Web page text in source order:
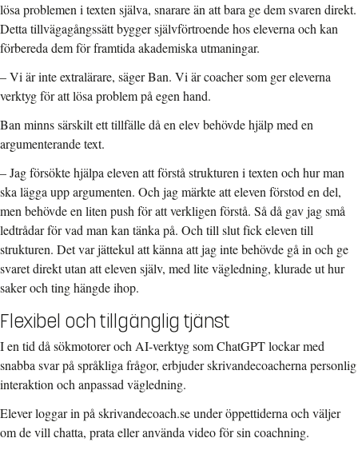
lösa problemen i texten själva, snarare än att bara ge dem svaren direkt.
Detta tillvägagångssätt bygger självförtroende hos eleverna och kan
förbereda dem för framtida akademiska utmaningar.
– Vi är inte extralärare, säger Ban. Vi är coacher som ger eleverna
verktyg för att lösa problem på egen hand.
Ban minns särskilt ett tillfälle då en elev behövde hjälp med en
argumenterande text.
– Jag försökte hjälpa eleven att förstå strukturen i texten och hur man
ska lägga upp argumenten. Och jag märkte att eleven förstod en del,
men behövde en liten push för att verkligen förstå. Så då gav jag små
ledtrådar för vad man kan tänka på. Och till slut fick eleven till
strukturen. Det var jättekul att känna att jag inte behövde gå in och ge
svaret direkt utan att eleven själv, med lite vägledning, klurade ut hur
saker och ting hängde ihop.
Flexibel och tillgänglig tjänst
I en tid då sökmotorer och AI-verktyg som ChatGPT lockar med
snabba svar på språkliga frågor, erbjuder skrivandecoacherna personlig
interaktion och anpassad vägledning.
Elever loggar in på skrivandecoach.se under öppettiderna och väljer
om de vill chatta, prata eller använda video för sin coachning.